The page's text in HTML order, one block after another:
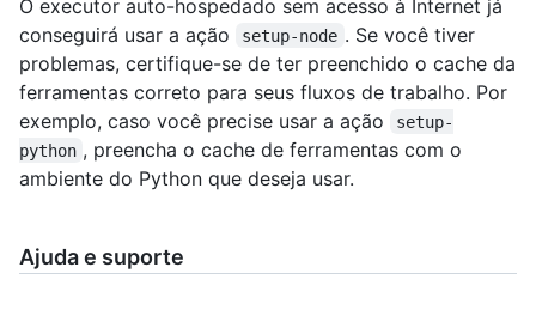
O executor auto-hospedado sem acesso à Internet já
conseguirá usar a ação
setup-node . Se você tiver
problemas, certifique-se de ter preenchido o cache da
ferramentas correto para seus fluxos de trabalho. Por
exemplo, caso você precise usar a ação
setup-
python , preencha o cache de ferramentas com o
ambiente do Python que deseja usar.
Ajuda e suporte